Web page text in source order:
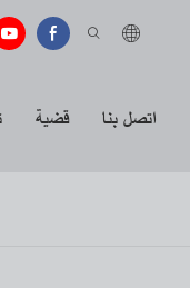
قضية اتصل بنا